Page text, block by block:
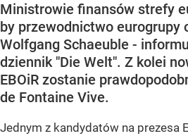
Ministrowie finansów strefy
by przewodnictwo eurogrupy
Wolfgang Schaeuble -
dziennik "Die Welt". Z kolei
EBOiR zostanie
de Fontaine Vive.
Jednym z kandydatów na prezesa